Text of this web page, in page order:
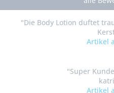
"Die Body Lotion duftet
Artikel
"Super
Artikel